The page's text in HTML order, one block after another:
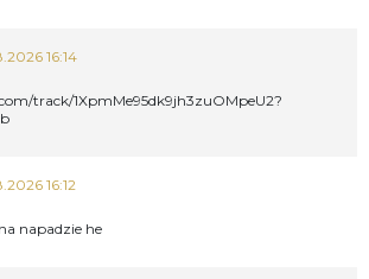
16:14
track/1XpmMe95dk9jh3zuOMpeU2?
16:12
napadzie he